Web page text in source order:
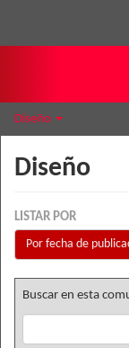
Diseño
Diseño
LISTAR POR
Por fecha de
Buscar en esta